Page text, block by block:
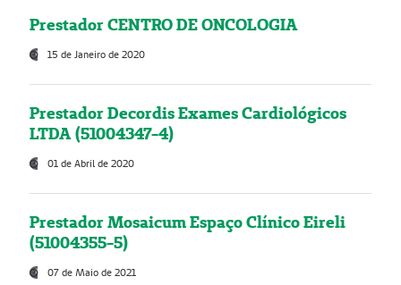
Prestador CENTRO DE ONCOLOGIA
15 de Janeiro de 2020
Prestador Decordis Exames Cardiológicos
LTDA (51004347-4)
01 de Abril de 2020
Prestador Mosaicum Espaço Clínico Eireli
(51004355-5)
07 de Maio de 2021